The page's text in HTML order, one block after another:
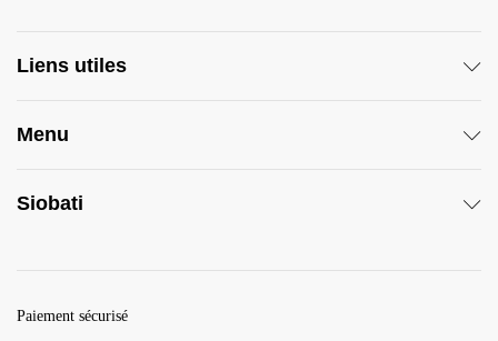
Liens utiles
Menu
Siobati
Paiement sécurisé